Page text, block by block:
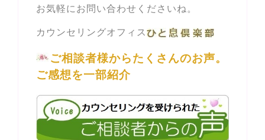
お気軽にお問い合わせくださいね。
カウンセリングオフィス
ご相談者様からたくさんのお声。
ご感想を一部紹介